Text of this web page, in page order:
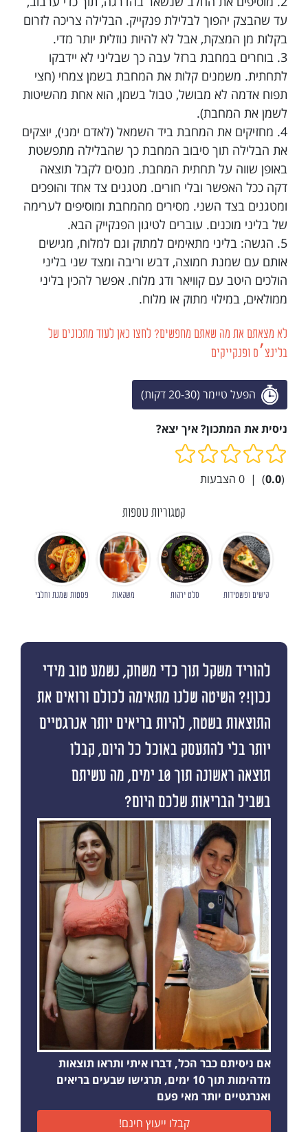
עד שהבצק יהפוך לבלילת פנקייק. הבלילה צריכה לזרום
בקלות מן המצקת, אבל לא להיות נוזלית יותר מדי.
3. בוחרים במחבת ברזל עבה כך שבליני לא יידבקו
לתחתית. משמנים קלות את המחבת בשמן צמחי (חצי
תפוח אדמה לא מבושל, טבול בשמן, הוא אחת מהשיטות
לשמן את המחבת).
4. מחזיקים את המחבת ביד השמאל (לאדם ימני), יוצקים
את הבלילה תוך סיבוב המחבת כך שהבלילה מתפשטת
באופן שווה על תחתית המחבת. מנסים לקבל תוצאה
דקה ככל האפשר ובלי חורים. מטגנים צד אחד והופכים
ומטגנים בצד השני. מסירים מהמחבת ומוסיפים לערימה
של בליני מוכנים. עוברים לטיגון הפנקייק הבא.
5. הגשה: בליני מתאימים למתוק וגם למלוח, מגישים
אותם עם שמנת חמוצה, דבש וריבה ומצד שני בליני
הולכים היטב עם קוויאר ודג מלוח. אפשר להכין בליני
ממולאים, במילוי מתוק או מלוח.
לא מצאתם את מה שאתם מחפשים? לחצו כאן לעוד מתכונים של
בלינצ׳ס ופנקייקים
הפעל טיימר (20-30 דקות)
ניסית את המתכון? איך יצא?
(
0.0
)
|
0 הצבעות
קטגוריות נוספות
קישים ופשטידות סלט ירקות משקאות פסטות שמנת וחלבי
להוריד משקל תוך כדי משחק, נשמע טוב מידי
נכון!? השיטה שלנו מתאימה לכולם ורואים את
התוצאות בשטח, להיות בריאים יותר אנרגטיים
יותר בלי להתעסק באוכל כל היום, קבלו
תוצאה ראשונה תוך 10 ימים, מה עשיתם
בשביל הבריאות שלכם היום?
אם ניסיתם כבר הכל, דברו איתי ותראו תוצאות
מדהימות תוך 10 ימים, תרגישו שבעים בריאים
ואנרגטיים יותר מאי פעם
קבלו ייעוץ חינם!